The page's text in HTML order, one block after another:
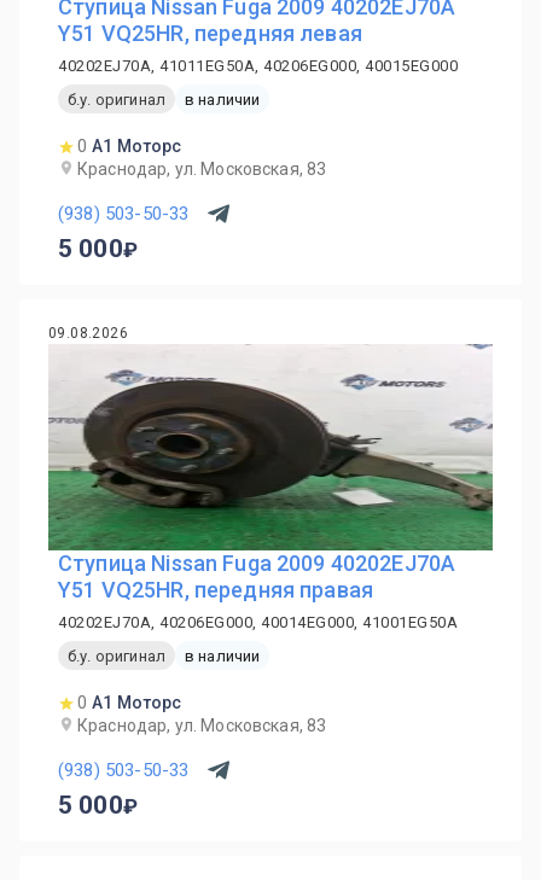
Ступица Nissan Fuga 2009 40202EJ70A
Y51 VQ25HR, передняя левая
40202EJ70A, 41011EG50A, 40206EG000, 40015EG000
б.у. оригинал
в наличии
0 А1 Моторс
Краснодар, ул. Московская, 83
(938) 503-50-33
5 000
09.08.2026
Ступица Nissan Fuga 2009 40202EJ70A
Y51 VQ25HR, передняя правая
40202EJ70A, 40206EG000, 40014EG000, 41001EG50A
б.у. оригинал
в наличии
0 А1 Моторс
Краснодар, ул. Московская, 83
(938) 503-50-33
5 000